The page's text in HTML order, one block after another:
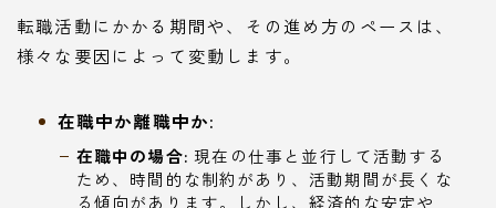
転職活動にかかる期間や、その進め方のペースは、
様々な要因によって変動します。
在職中か離職中か:
在職中の場合: 現在の仕事と並行して活動する
ため、時間的な制約があり、活動期間が長くな
る傾向があります。しかし、経済的な安定や